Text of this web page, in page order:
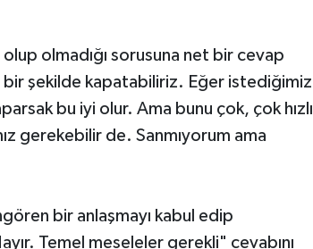
olmadığı sorusuna net bir cevap
bir şekilde kapatabiliriz. Eğer istediğimiz
bu iyi olur. Ama bunu çok, çok hızlı
gerekebilir de. Sanmıyorum ama
bir anlaşmayı kabul edip
Temel meseleler gerekli" cevabını